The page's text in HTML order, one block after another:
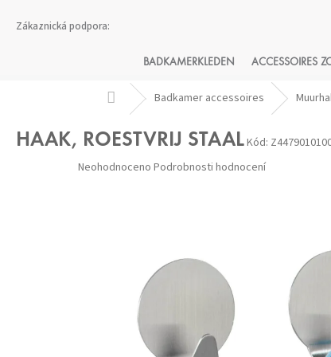
BADKAMERKLEDEN ACCESSOIRES
Domů Badkamer accessoires
HAAK, ROESTVRIJ STAALKód:
Průměrné
hodnocení
Neohodnoceno Podrobnosti hodnocení